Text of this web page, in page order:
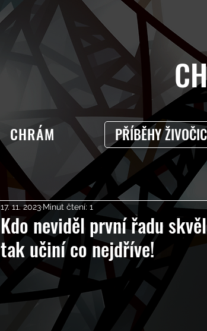
CHRÁM PŘÍBĚHY
Kdo neviděl první řadu
tak učiní co nejdříve!
17. 11. 2023 Minut čtení: 1